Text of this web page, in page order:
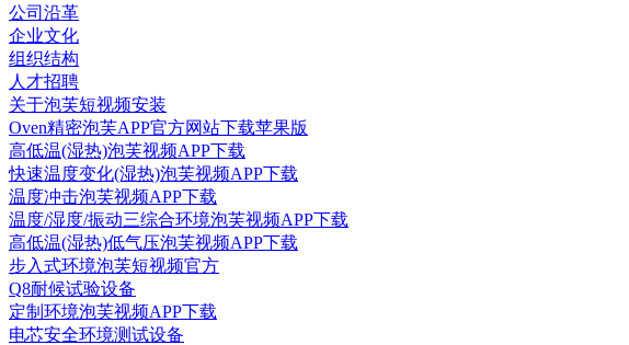
公司沿革
企业文化
组织结构
人才招聘
关于泡芙短视频安装
Oven精密泡芙APP官方网站下载苹果版
高低温(湿热)泡芙视频APP下载
快速温度变化(湿热)泡芙视频APP下载
温度冲击泡芙视频APP下载
温度/湿度/振动三综合环境泡芙视频APP下载
高低温(湿热)低气压泡芙视频APP下载
步入式环境泡芙短视频官方
Q8耐候试验设备
定制环境泡芙视频APP下载
电芯安全环境测试设备